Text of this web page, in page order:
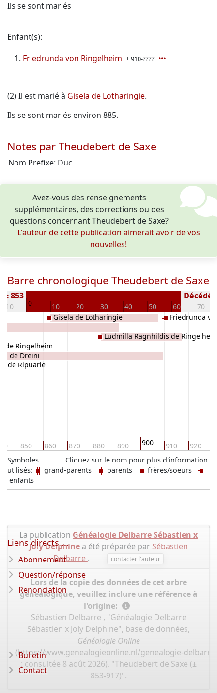
Ils se sont mariés
Enfant(s):
Friedrunda von Ringelheim ± 910-????
(2) Il est marié à Gisela de Lotharingie.
Ils se sont mariés environ 885.
Notes par Theudebert de Saxe
Nom Prefixe: Duc
Avez-vous des renseignements
supplémentaires, des corrections ou des
questions concernant Theudebert de Saxe?
L'auteur de cette publication aimerait avoir de vos
nouvelles!
Barre chronologique Theudebert de Saxe
-10 0 10 20 30 40 50 60 70
± 853
850 860 870 880 890 900 910 920
de Ringelheim
de Dreini
de Ripuarie
Gisela de Lotharingie
Ludmilla Ragnhildis de
Friedrunda
Cliquez sur le nom pour plus d'information.
Symboles
utilisés:
grand-parents parents
frères/soeurs
enfants
La publication Généalogie Delbarre Sébastien x
Joly Delphine a été préparée par Sébastien
Delbarre . contacter l'auteur
Lors de la copie des données de cet arbre
généalogique, veuillez inclure une référence à
l'origine:
Sébastien Delbarre , "Généalogie Delbarre
Sébastien x Joly Delphine", base de données,
Généalogie Online
(https://www.genealogieonline.nl/genealogie-
: consultée 8 août 2026), "Theudebert de Saxe (±
853-917)".
Liens directs ...
Abonnement
Question/réponse
Renonciation
Bulletin
Contact